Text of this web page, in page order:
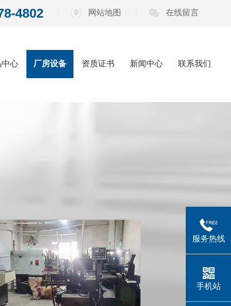
4802 网站地图 在线留言
中心 厂房设备 资质证书 新闻中心 联系我们
服务热线
手机站